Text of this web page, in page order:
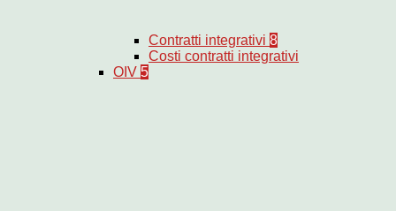
Contratti integrativi 8
Costi contratti integrativi
OIV 5